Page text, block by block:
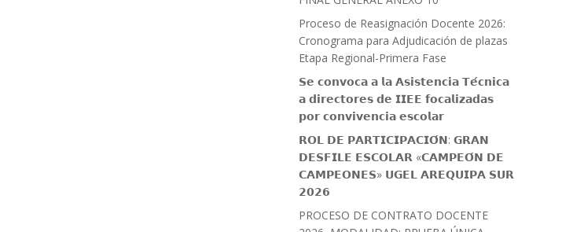
Proceso de Reasignación Docente 2026:
Cronograma para Adjudicación de plazas
Etapa Regional-Primera Fase
𝗦𝗲 𝗰𝗼𝗻𝘃𝗼𝗰𝗮 𝗮 𝗹𝗮 𝗔𝘀𝗶𝘀𝘁𝗲𝗻𝗰𝗶𝗮 𝗧𝗲́𝗰𝗻𝗶𝗰𝗮
𝗮 𝗱𝗶𝗿𝗲𝗰𝘁𝗼𝗿𝗲𝘀 𝗱𝗲 𝗜𝗜𝗘𝗘 𝗳𝗼𝗰𝗮𝗹𝗶𝘇𝗮𝗱𝗮𝘀
𝗽𝗼𝗿 𝗰𝗼𝗻𝘃𝗶𝘃𝗲𝗻𝗰𝗶𝗮 𝗲𝘀𝗰𝗼𝗹𝗮𝗿
𝗥𝗢𝗟 𝗗𝗘 𝗣𝗔𝗥𝗧𝗜𝗖𝗜𝗣𝗔𝗖𝗜𝗢́𝗡: 𝗚𝗥𝗔𝗡
𝗗𝗘𝗦𝗙𝗜𝗟𝗘 𝗘𝗦𝗖𝗢𝗟𝗔𝗥 «𝗖𝗔𝗠𝗣𝗘𝗢́𝗡 𝗗𝗘
𝗖𝗔𝗠𝗣𝗘𝗢𝗡𝗘𝗦» 𝗨𝗚𝗘𝗟 𝗔𝗥𝗘𝗤𝗨𝗜𝗣𝗔 𝗦𝗨𝗥
𝟮𝟬𝟮𝟲
PROCESO DE CONTRATO DOCENTE